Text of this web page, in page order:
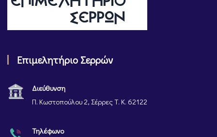
Επιμελητήριο Σερρών
Διεύθυνση
Π. Κωστοπούλου 2, Σέρρες Τ. Κ. 62122
Τηλέφωνο